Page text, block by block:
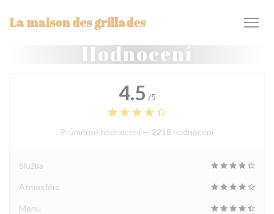
La maison des grillades
Hodnocení
4.5 /5
Průměrné hodnocení — 2218 hodnoceni
Služba
Atmosféra
Menu